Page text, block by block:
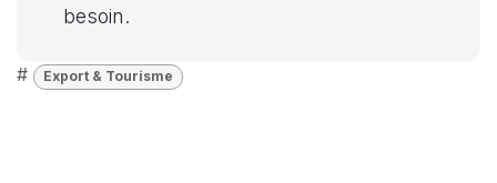
besoin.
# Export & Tourisme